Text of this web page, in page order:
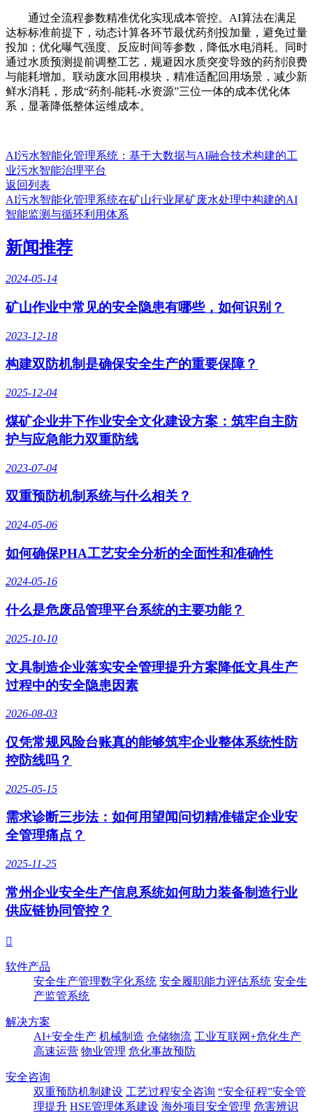
通过全流程参数精准优化实现成本管控。AI算法在满足
达标标准前提下，动态计算各环节最优药剂投加量，避免过量
投加；优化曝气强度、反应时间等参数，降低水电消耗。同时
通过水质预测提前调整工艺，规避因水质突变导致的药剂浪费
与能耗增加。联动废水回用模块，精准适配回用场景，减少新
鲜水消耗，形成“药剂-能耗-水资源”三位一体的成本优化体
系，显著降低整体运维成本。
AI污水智能化管理系统：基于大数据与AI融合技术构建的工
业污水智能治理平台
返回列表
AI污水智能化管理系统在矿山行业尾矿废水处理中构建的AI
智能监测与循环利用体系
新闻推荐
2024-05-14
矿山作业中常见的安全隐患有哪些，如何识别？
2023-12-18
构建双防机制是确保安全生产的重要保障？
2025-12-04
煤矿企业井下作业安全文化建设方案：筑牢自主防
护与应急能力双重防线
2023-07-04
双重预防机制系统与什么相关？
2024-05-06
如何确保PHA工艺安全分析的全面性和准确性
2024-05-16
什么是危废品管理平台系统的主要功能？
2025-10-10
文具制造企业落实安全管理提升方案降低文具生产
过程中的安全隐患因素
2026-08-03
仅凭常规风险台账真的能够筑牢企业整体系统性防
控防线吗？
2025-05-15
需求诊断三步法：如何用望闻问切精准锚定企业安
全管理痛点？
2025-11-25
常州企业安全生产信息系统如何助力装备制造行业
供应链协同管控？

软件产品
安全生产管理数字化系统 安全履职能力评估系统 安全生
产监管系统
解决方案
AI+安全生产 机械制造 仓储物流 工业互联网+危化生产
高速运营 物业管理 危化事故预防
安全咨询
双重预防机制建设 工艺过程安全咨询 “安全征程”安全管
理提升 HSE管理体系建设 海外项目安全管理 危害辨识